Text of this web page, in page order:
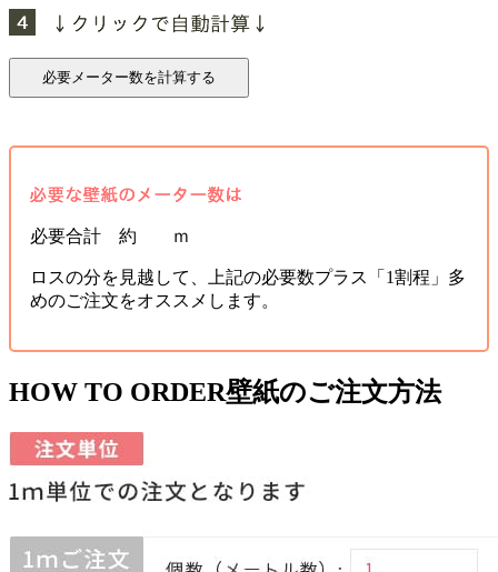
必要合計 約 ｍ
ロスの分を見越して、上記の必要数プラス「1割程」多
めのご注文をオススメします。
HOW TO ORDER壁紙のご注文方法